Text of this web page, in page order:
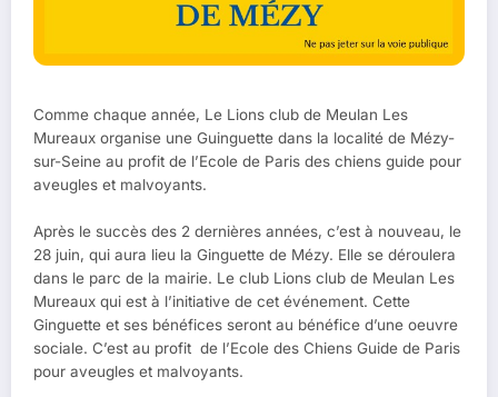
Comme chaque année, Le Lions club de Meulan Les
Mureaux organise une Guinguette dans la localité de Mézy-
sur-Seine au profit de l’Ecole de Paris des chiens guide pour
aveugles et malvoyants.
Après le succès des 2 dernières années, c’est à nouveau, le
28 juin, qui aura lieu la Ginguette de Mézy. Elle se déroulera
dans le parc de la mairie. Le club Lions club de Meulan Les
Mureaux qui est à l’initiative de cet événement. Cette
Ginguette et ses bénéfices seront au bénéfice d’une oeuvre
sociale. C’est au profit de l’Ecole des Chiens Guide de Paris
pour aveugles et malvoyants.